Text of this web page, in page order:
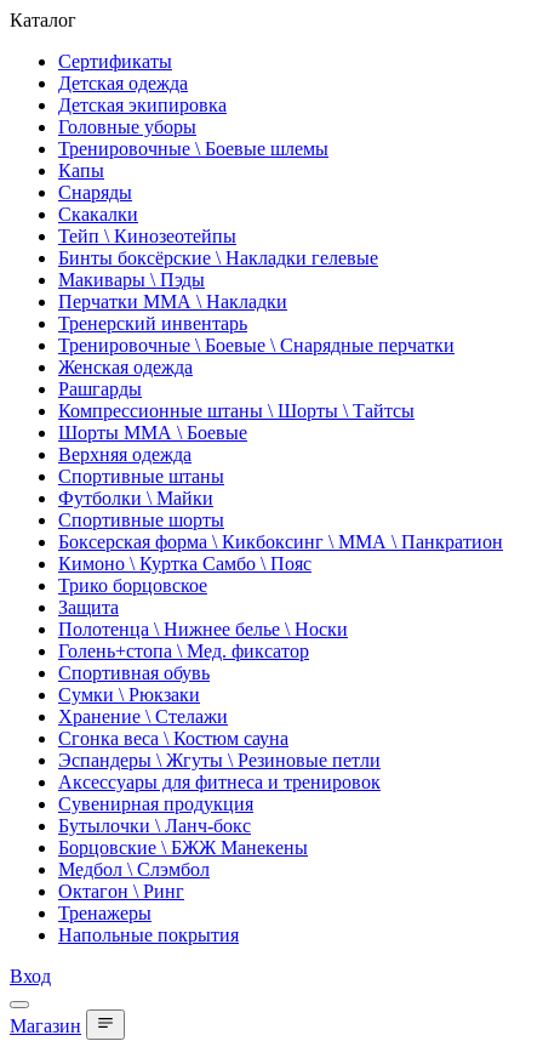
Каталог
Сертификаты
Детская одежда
Детская экипировка
Головные уборы
Тренировочные \ Боевые шлемы
Капы
Снаряды
Скакалки
Тейп \ Кинозеотейпы
Бинты боксёрские \ Накладки гелевые
Макивары \ Пэды
Перчатки ММА \ Накладки
Тренерский инвентарь
Тренировочные \ Боевые \ Снарядные перчатки
Женская одежда
Рашгарды
Компрессионные штаны \ Шорты \ Тайтсы
Шорты ММА \ Боевые
Верхняя одежда
Спортивные штаны
Футболки \ Майки
Спортивные шорты
Боксерская форма \ Кикбоксинг \ ММА \ Панкратион
Кимоно \ Куртка Самбо \ Пояс
Трико борцовское
Защита
Полотенца \ Нижнее белье \ Носки
Голень+стопа \ Мед. фиксатор
Спортивная обувь
Сумки \ Рюкзаки
Хранение \ Стелажи
Сгонка веса \ Костюм сауна
Эспандеры \ Жгуты \ Резиновые петли
Аксессуары для фитнеса и тренировок
Сувенирная продукция
Бутылочки \ Ланч-бокс
Борцовские \ БЖЖ Манекены
Медбол \ Слэмбол
Октагон \ Ринг
Тренажеры
Напольные покрытия
Вход
Магазин